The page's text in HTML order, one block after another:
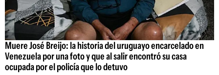
Muere José Breijo: la historia del uruguayo encarcelado en
Venezuela por una foto y que al salir encontró su casa
ocupada por el policía que lo detuvo